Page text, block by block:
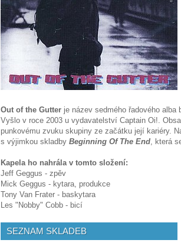
Out of the Gutter je název sedmého řadového
Vyšlo v roce 2003 u vydavatelství Captain Oi!.
punkovému zvuku skupiny ze začátku její kariéry.
s výjimkou skladby Beginning Of The End, která
Kapela ho nahrála v tomto složení:
Jeff Geggus - zpěv
Mick Geggus - kytara, produkce
Tony Van Frater - baskytara
Les "Nobby" Cobb - bicí
SEZNAM SKLADEB